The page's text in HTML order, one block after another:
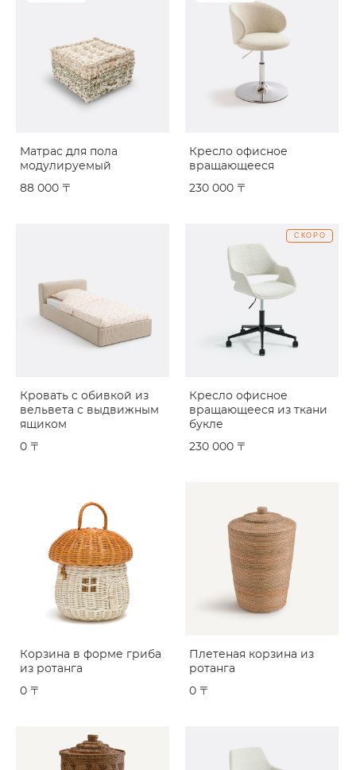
Матрас для пола
модулируемый
88 000 〒
Кресло офисное
вращающееся
230 000 〒
Кровать с обивкой из
вельвета с выдвижным
ящиком
0 〒
СКОРО
Кресло офисное
вращающееся из ткани
букле
230 000 〒
Корзина в форме гриба
из ротанга
0 〒
Плетеная корзина из
ротанга
0 〒